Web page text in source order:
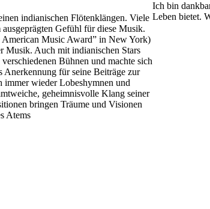
Ich bin
Leben bietet.
indianischen Flötenklängen. Viele
Gefühl für diese Musik.
American Music Award” in New York)
Musik. Auch mit indianischen Stars
Bühnen und machte sich
für seine Beiträge zur
immer wieder Lobeshymnen und
geheimnisvolle Klang seiner
bringen Träume und Visionen
Atems